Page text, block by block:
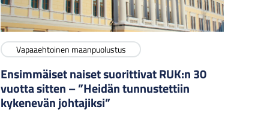
Vapaaehtoinen maanpuolustus
Ensimmäiset naiset suorittivat RUK:n 30
vuotta sitten – ”Heidän tunnustettiin
kykenevän johtajiksi”